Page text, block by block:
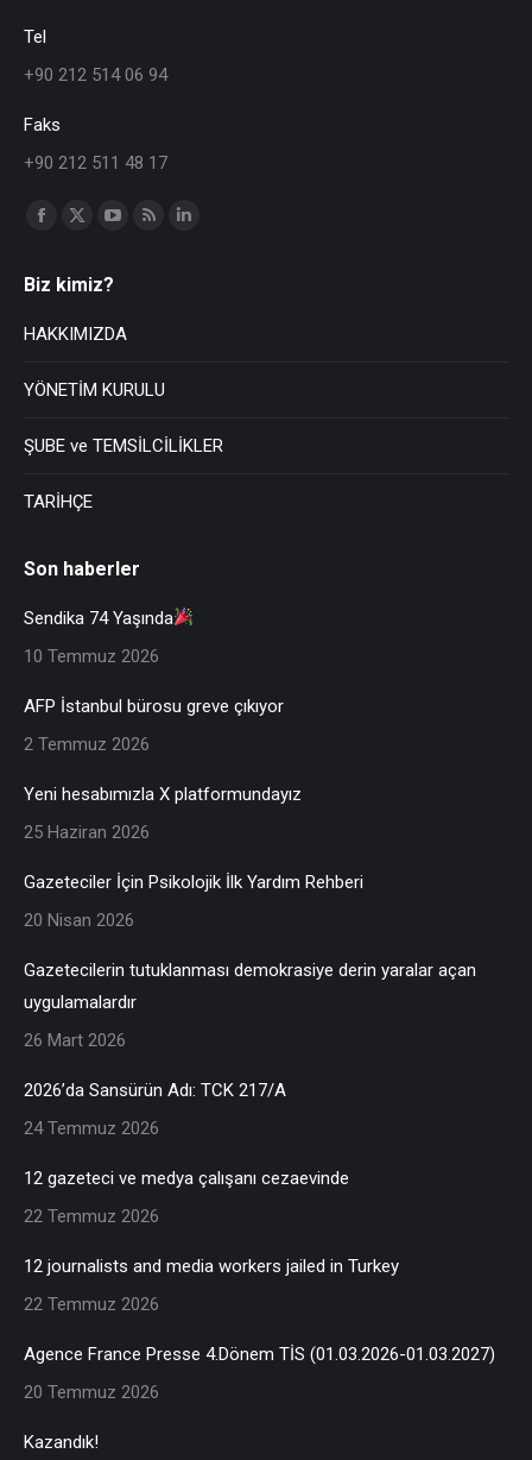
Tel
+90 212 514 06 94
Faks
+90 212 511 48 17
Find us on:
Biz kimiz?
HAKKIMIZDA
YÖNETİM KURULU
ŞUBE ve TEMSİLCİLİKLER
TARİHÇE
Son haberler
Sendika 74 Yaşında
10 Temmuz 2026
AFP İstanbul bürosu greve çıkıyor
2 Temmuz 2026
Yeni hesabımızla X platformundayız
25 Haziran 2026
Gazeteciler İçin Psikolojik İlk Yardım Rehberi
20 Nisan 2026
Gazetecilerin tutuklanması demokrasiye derin yaralar açan
uygulamalardır
26 Mart 2026
2026’da Sansürün Adı: TCK 217/A
24 Temmuz 2026
12 gazeteci ve medya çalışanı cezaevinde
22 Temmuz 2026
12 journalists and media workers jailed in Turkey
22 Temmuz 2026
Agence France Presse 4.Dönem TİS (01.03.2026-01.03.2027)
20 Temmuz 2026
Kazandık!